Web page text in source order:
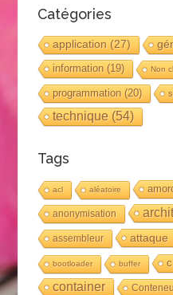
Catégories
application(27)
information(19) Non
programmation(20)
technique(54)
Tags
acl aléatoire
anonymisation
assembleur attaque
bootloader buffer c
container